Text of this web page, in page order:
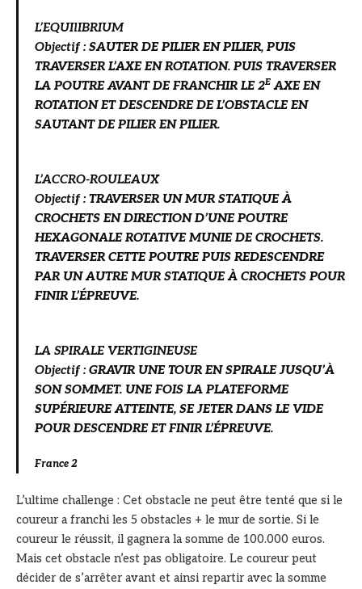
L’EQUIlIBRIUM
Objectif: SAUTER DE PILIER EN PILIER, PUIS
TRAVERSER L’AXE EN ROTATION. PUIS TRAVERSER
LA POUTRE AVANT DE FRANCHIR LE 2E AXE EN
ROTATION ET DESCENDRE DE L’OBSTACLE EN
SAUTANT DE PILIER EN PILIER.
L’ACCRO-ROULEAUX
Objectif: TRAVERSER UN MUR STATIQUE À
CROCHETS EN DIRECTION D’UNE POUTRE
HEXAGONALE ROTATIVE MUNIE DE CROCHETS.
TRAVERSER CETTE POUTRE PUIS REDESCENDRE
PAR UN AUTRE MUR STATIQUE À CROCHETS POUR
FINIR L’ÉPREUVE.
LA SPIRALE VERTIGINEUSE
Objectif: GRAVIR UNE TOUR EN SPIRALE JUSQU’À
SON SOMMET. UNE FOIS LA PLATEFORME
SUPÉRIEURE ATTEINTE, SE JETER DANS LE VIDE
POUR DESCENDRE ET FINIR L’ÉPREUVE.
France 2
L’ultime challenge : Cet obstacle ne peut être tenté que si le
coureur a franchi les 5 obstacles + le mur de sortie. Si le
coureur le réussit, il gagnera la somme de 100.000 euros.
Mais cet obstacle n’est pas obligatoire. Le coureur peut
décider de s’arrêter avant et ainsi repartir avec la somme